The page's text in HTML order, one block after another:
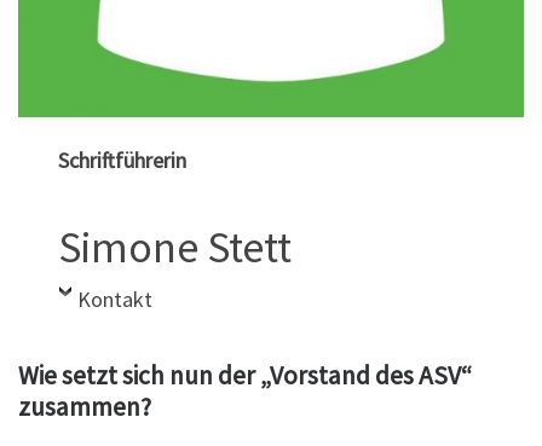
Schriftführerin
Simone Stett
Kontakt
Wie setzt sich nun der „Vorstand des ASV“
zusammen?